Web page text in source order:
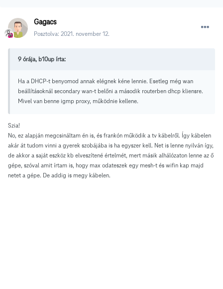
Gagacs
Posztolva: 2021. november 12.
9 órája, b10up írta:
Ha a DHCP-t benyomod annak elégnek kéne lennie. Esetleg még wan
beállításoknál secondary wan-t belőni a második routerben dhcp kliensre.
Mivel van benne igmp proxy, működnie kellene.
Szia!
No, ez alapján megcsináltam én is, és frankón működik a tv kábelről. Így kábelen
akár át tudom vinni a gyerek szobájába is ha egyszer kell. Net is lenne nyilván így,
de akkor a saját eszköz kb elveszítené értelmét, mert másik alhálózaton lenne az ő
gépe, szóval amit írtam is, hogy max odateszek egy mesh-t és wifin kap majd
netet a gépe. De addig is megy kábelen.